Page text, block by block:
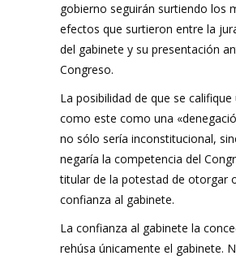
gobierno seguirán surtiendo los
efectos que surtieron entre la
del gabinete y su presentación
Congreso.
La posibilidad de que se
como este como una
no sólo sería inconstitucional,
negaría la competencia del
titular de la potestad de otorgar
confianza al gabinete.
La confianza al gabinete la
rehúsa únicamente el gabinete.